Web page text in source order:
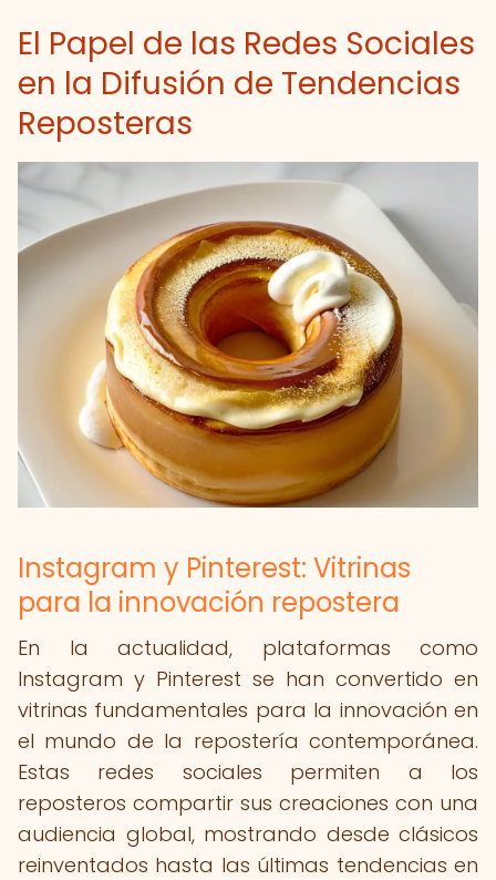
El Papel de las Redes Sociales
en la Difusión de Tendencias
Reposteras
Instagram y Pinterest: Vitrinas
para la innovación repostera
En la actualidad, plataformas como
Instagram y Pinterest se han convertido en
vitrinas fundamentales para la innovación en
el mundo de la repostería contemporánea.
Estas redes sociales permiten a los
reposteros compartir sus creaciones con una
audiencia global, mostrando desde clásicos
reinventados hasta las últimas tendencias en